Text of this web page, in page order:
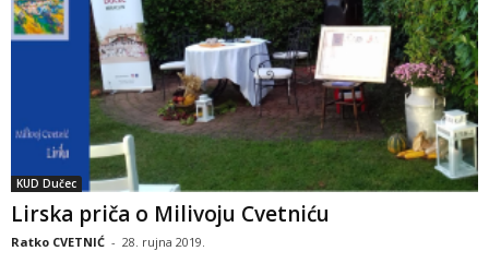
KUD Dučec
Lirska priča o Milivoju Cvetniću
Ratko CVETNIĆ - 28. rujna 2019.